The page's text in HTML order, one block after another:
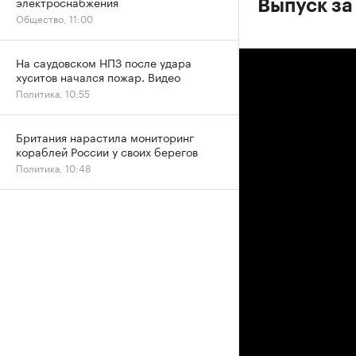
Выпуск
Общество, 11:00
На саудовском НПЗ после удара
хуситов начался пожар. Видео
Политика, 10:55
Британия нарастила мониторинг
кораблей России у своих берегов
Политика, 10:48